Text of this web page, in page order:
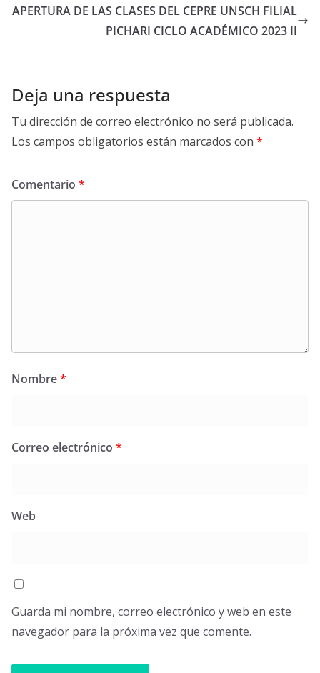
APERTURA DE LAS CLASES DEL CEPRE UNSCH FILIAL
PICHARI CICLO ACADÉMICO 2023 II
Deja una respuesta
Tu dirección de correo electrónico no será publicada.
Los campos obligatorios están marcados con *
Comentario *
Nombre*
Correo electrónico *
Web
Guarda mi nombre, correo electrónico y web en este
navegador para la próxima vez que comente.